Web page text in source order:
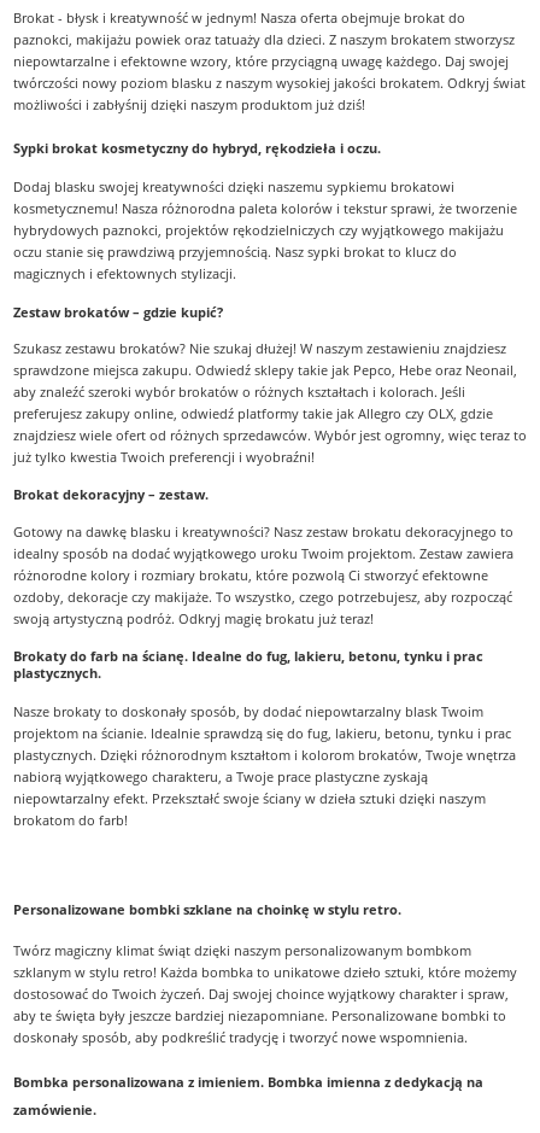
Brokat - błysk i kreatywność w jednym! Nasza oferta obejmuje brokat do
paznokci, makijażu powiek oraz tatuaży dla dzieci. Z naszym brokatem stworzysz
niepowtarzalne i efektowne wzory, które przyciągną uwagę każdego. Daj swojej
twórczości nowy poziom blasku z naszym wysokiej jakości brokatem. Odkryj świat
możliwości i zabłyśnij dzięki naszym produktom już dziś!
Sypki brokat kosmetyczny do hybryd, rękodzieła i oczu.
Dodaj blasku swojej kreatywności dzięki naszemu sypkiemu brokatowi
kosmetycznemu! Nasza różnorodna paleta kolorów i tekstur sprawi, że tworzenie
hybrydowych paznokci, projektów rękodzielniczych czy wyjątkowego makijażu
oczu stanie się prawdziwą przyjemnością. Nasz sypki brokat to klucz do
magicznych i efektownych stylizacji.
Zestaw brokatów – gdzie kupić?
Szukasz zestawu brokatów? Nie szukaj dłużej! W naszym zestawieniu znajdziesz
sprawdzone miejsca zakupu. Odwiedź sklepy takie jak Pepco, Hebe oraz Neonail,
aby znaleźć szeroki wybór brokatów o różnych kształtach i kolorach. Jeśli
preferujesz zakupy online, odwiedź platformy takie jak Allegro czy OLX, gdzie
znajdziesz wiele ofert od różnych sprzedawców. Wybór jest ogromny, więc teraz to
już tylko kwestia Twoich preferencji i wyobraźni!
Brokat dekoracyjny – zestaw.
Gotowy na dawkę blasku i kreatywności? Nasz zestaw brokatu dekoracyjnego to
idealny sposób na dodać wyjątkowego uroku Twoim projektom. Zestaw zawiera
różnorodne kolory i rozmiary brokatu, które pozwolą Ci stworzyć efektowne
ozdoby, dekoracje czy makijaże. To wszystko, czego potrzebujesz, aby rozpocząć
swoją artystyczną podróż. Odkryj magię brokatu już teraz!
Brokaty do farb na ścianę. Idealne do fug, lakieru, betonu, tynku i prac
plastycznych.
Nasze brokaty to doskonały sposób, by dodać niepowtarzalny blask Twoim
projektom na ścianie. Idealnie sprawdzą się do fug, lakieru, betonu, tynku i prac
plastycznych. Dzięki różnorodnym kształtom i kolorom brokatów, Twoje wnętrza
nabiorą wyjątkowego charakteru, a Twoje prace plastyczne zyskają
niepowtarzalny efekt. Przekształć swoje ściany w dzieła sztuki dzięki naszym
brokatom do farb!
Personalizowane bombki szklane na choinkę w stylu retro.
Twórz magiczny klimat świąt dzięki naszym personalizowanym bombkom
szklanym w stylu retro! Każda bombka to unikatowe dzieło sztuki, które możemy
dostosować do Twoich życzeń. Daj swojej choince wyjątkowy charakter i spraw,
aby te święta były jeszcze bardziej niezapomniane. Personalizowane bombki to
doskonały sposób, aby podkreślić tradycję i tworzyć nowe wspomnienia.
Bombka personalizowana z imieniem. Bombka imienna z dedykacją na
zamówienie.